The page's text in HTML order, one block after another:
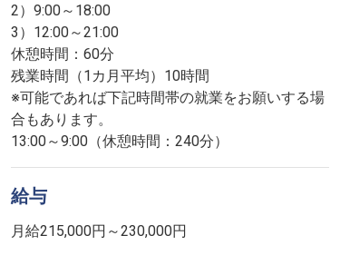
2）9:00～18:00
3）12:00～21:00
休憩時間：60分
残業時間（1カ月平均）10時間
※可能であれば下記時間帯の就業をお願いする場
合もあります。
13:00～9:00（休憩時間：240分）
給与
月給215,000円～230,000円